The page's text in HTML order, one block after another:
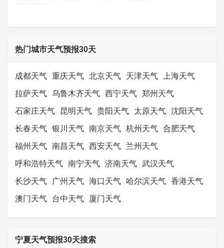
热门城市天气预报30天
成都天气 重庆天气 北京天气 天津天气 上海天气
拉萨天气 乌鲁木齐天气 西宁天气 郑州天气
石家庄天气 昆明天气 贵阳天气 太原天气 沈阳天气
长春天气 银川天气 南京天气 杭州天气 合肥天气
福州天气 南昌天气 西安天气 兰州天气
呼和浩特天气 南宁天气 济南天气 武汉天气
长沙天气 广州天气 海口天气 哈尔滨天气 香港天气
澳门天气 台中天气 厦门天气
宁夏天气预报30天搜索